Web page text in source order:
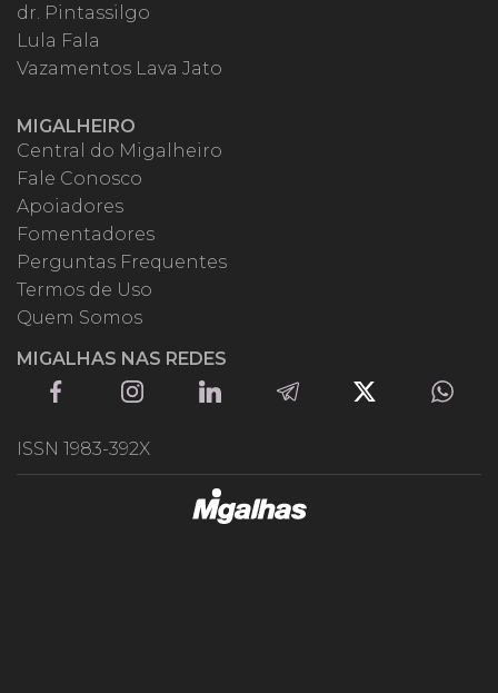
dr. Pintassilgo
Lula Fala
Vazamentos Lava Jato
MIGALHEIRO
Central do Migalheiro
Fale Conosco
Apoiadores
Fomentadores
Perguntas Frequentes
Termos de Uso
Quem Somos
MIGALHAS NAS REDES
ISSN 1983-392X